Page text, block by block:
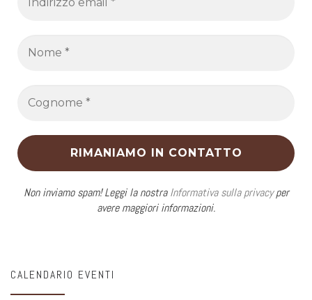
Non inviamo spam! Leggi la nostraInformativa sulla privacyper
avere maggiori informazioni.
CALENDARIO EVENTI